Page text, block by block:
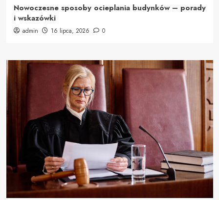
Nowoczesne sposoby ocieplania budynków – porady
i wskazówki
admin 16 lipca, 2026 0